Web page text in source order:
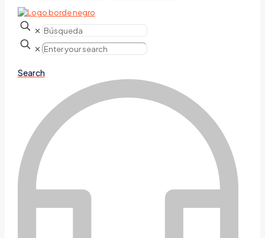
✕
✕
Search